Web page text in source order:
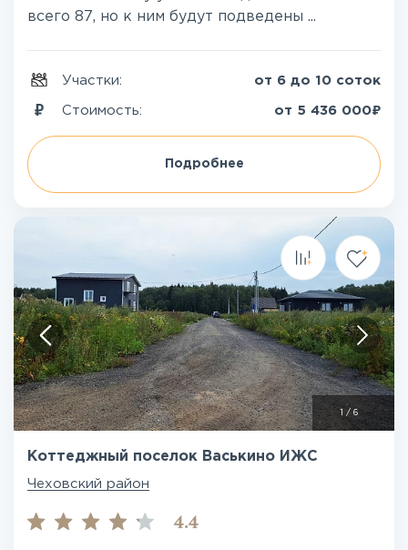
всего 87, но к ним будут подведены ...
Участки: от 6 до 10 соток
Стоимость: от 5 436 000₽
Подробнее
/ 6
Коттеджный поселок Васькино ИЖС
Чеховский район
4.4